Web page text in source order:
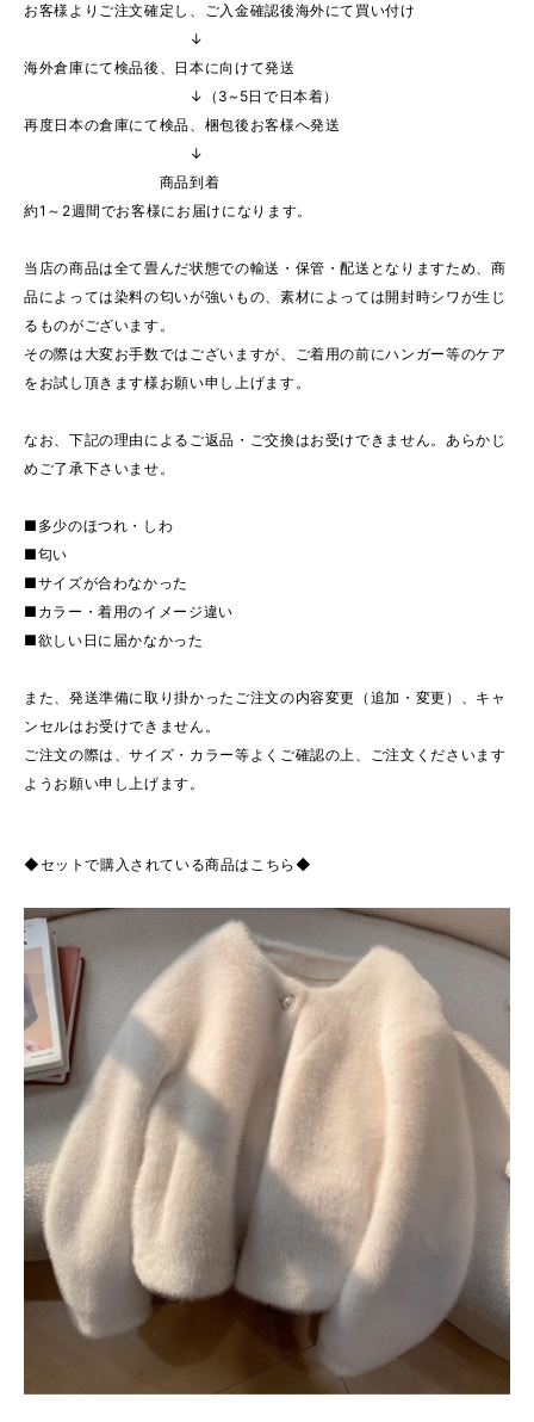
お客様よりご注文確定し、ご入金確認後海外にて買い付け
↓
海外倉庫にて検品後、日本に向けて発送
↓（3~5日で日本着）
再度日本の倉庫にて検品、梱包後お客様へ発送
↓
商品到着
約1～2週間でお客様にお届けになります。
当店の商品は全て畳んだ状態での輸送・保管・配送となりますため、商
品によっては染料の匂いが強いもの、素材によっては開封時シワが生じ
るものがございます。
その際は大変お手数ではございますが、ご着用の前にハンガー等のケア
をお試し頂きます様お願い申し上げます。
なお、下記の理由によるご返品・ご交換はお受けできません。あらかじ
めご了承下さいませ。
■多少のほつれ・しわ
■匂い
■サイズが合わなかった
■カラー・着用のイメージ違い
■欲しい日に届かなかった
また、発送準備に取り掛かったご注文の内容変更（追加・変更）、キャ
ンセルはお受けできません。
ご注文の際は、サイズ・カラー等よくご確認の上、ご注文くださいます
ようお願い申し上げます。
◆セットで購入されている商品はこちら◆